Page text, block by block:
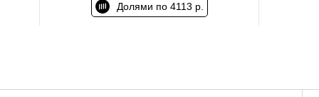
Долями по 4113 р.